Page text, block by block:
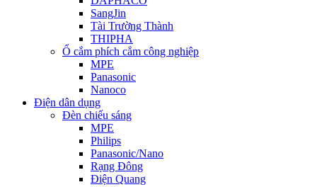
SangJin
Tài Trường Thành
THIPHA
Ổ cắm phích cắm công nghiệp
MPE
Panasonic
Nanoco
Điện dân dụng
Đèn chiếu sáng
MPE
Philips
Panasonic/Nano
Rạng Đông
Điện Quang